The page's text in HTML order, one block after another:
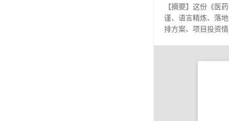
【摘要】 这份《医
谨、语言精炼、落
排方案、项目投资